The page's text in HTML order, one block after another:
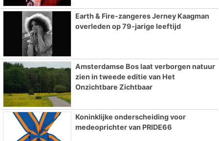
Earth & Fire-zangeres Jerney Kaagman
overleden op 79-jarige leeftijd
Amsterdamse Bos laat verborgen natuur
zien in tweede editie van Het
Onzichtbare Zichtbaar
Koninklijke onderscheiding voor
medeoprichter van PRIDE66